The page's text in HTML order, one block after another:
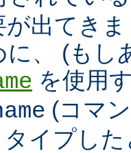
が出てき
に、 (もし
を使用
(コマ
タイプし